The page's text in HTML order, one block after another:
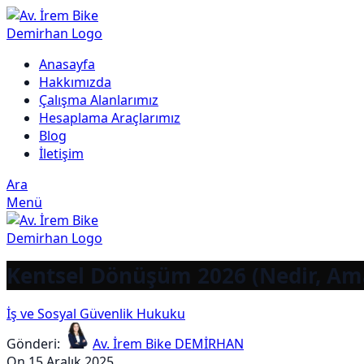
Anasayfa
Hakkımızda
Çalışma Alanlarımız
Hesaplama Araçlarımız
Blog
İletişim
Ara
Menü
Kentsel Dönüşüm 2026 (Nedir,
İş ve Sosyal Güvenlik Hukuku
Gönderi:
Av. İrem Bike DEMİRHAN